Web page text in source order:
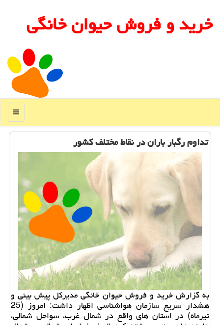
خرید و فروش حیوان خانگی
منو
تداوم رگبار باران در نقاط مختلف كشور
به گزارش خرید و فروش حیوان خانگی مدیركل پیش بینی و
هشدار سریع سازمان هواشناسی اظهار داشت: امروز (25
تیرماه) در استان های واقع در شمال غرب، سواحل شمالی،